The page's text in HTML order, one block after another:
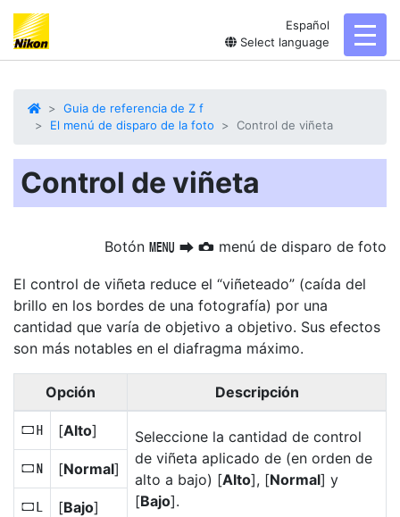
Español
Select language
Guia de referencia de Z f
El menú de disparo de la foto
Control de viñeta
Control de viñeta
Botón G U C menú de disparo de foto
El control de viñeta reduce el “viñeteado” (caída del
brillo en los bordes de una fotografía) por una
cantidad que varía de objetivo a objetivo. Sus efectos
son más notables en el diafragma máximo.
Opción Descripción
e [Alto]
Seleccione la cantidad de control
de viñeta aplicado de (en orden de
alto a bajo) [Alto], [Normal] y
[Bajo].
g [Normal]
f [Bajo]